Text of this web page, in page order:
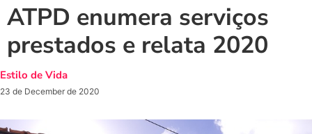
ATPD enumera serviços
prestados e relata 2020
Estilo de Vida
23 de December de 2020